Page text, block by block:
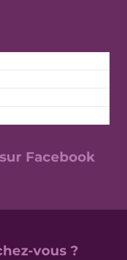
Facebook
vous ?